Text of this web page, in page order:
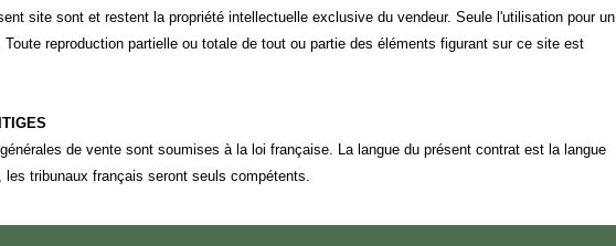
site sont et restent la propriété intellectuelle exclusive du vendeur. Seule l'utilisation pour un
reproduction partielle ou totale de tout ou partie des éléments figurant sur ce site est
de vente sont soumises à la loi française. La langue du présent contrat est la langue
tribunaux français seront seuls compétents.